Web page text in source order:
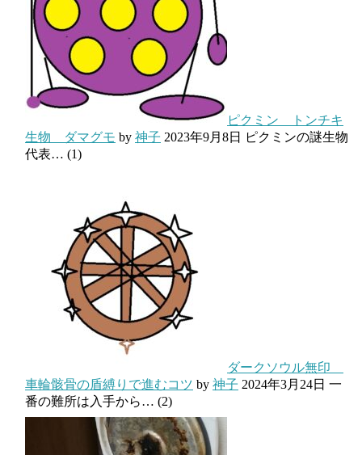
ピクミン トンチキ
生物 ダマグモ by 神子 2023年9月8日
ピクミンの謎生物
代表… (1)
ダークソウル無印
車輪骸骨の盾縛りで進むコツ by 神子 2024年3月24日 一
番の難所は入手から… (2)